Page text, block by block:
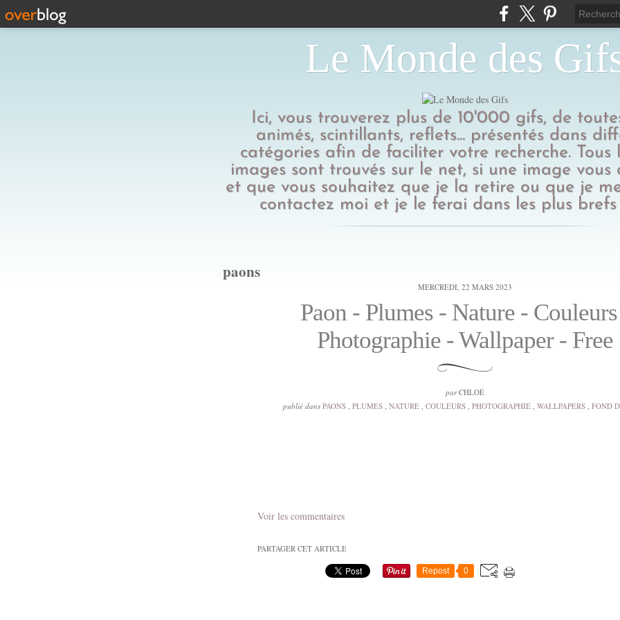
Le Monde des
Ici, vous trouverez plus de 10'000 gifs, de
animés, scintillants, reflets... présentés dans
catégories afin de faciliter votre recherche. Tous
images sont trouvés sur le net, si une image
et que vous souhaitez que je la retire ou que je
contactez moi et je le ferai dans les plus brefs
paons
MERCREDI, 22 MARS 2023
Paon - Plumes - Nature -
Photographie - Wallpaper - Free
parCHLOÉ
publié dans PAONS , PLUMES , NATURE , COULEURS , PHOTOGRAPHIE , WALLPAPERS , FOND
Voir les commentaires
PARTAGER CET ARTICLE
Repost 0